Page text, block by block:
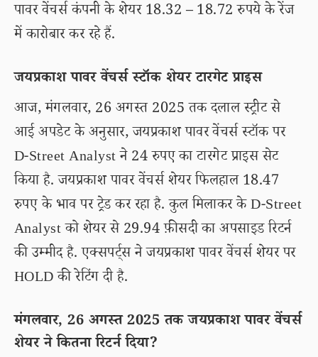
पावर वेंचर्स कंपनी के शेयर 18.32 – 18.72 रुपये के रेंज
में कारोबार कर रहे हैं.
जयप्रकाश पावर वेंचर्स स्टॉक शेयर टारगेट प्राइस
आज, मंगलवार, 26 अगस्त 2025 तक दलाल स्ट्रीट से
आई अपडेट के अनुसार, जयप्रकाश पावर वेंचर्स स्टॉक पर
D-Street Analyst ने 24 रुपए का टारगेट प्राइस सेट
किया है. जयप्रकाश पावर वेंचर्स शेयर फिलहाल 18.47
रुपए के भाव पर ट्रेड कर रहा है. कुल मिलाकर के D-Street
Analyst को शेयर से 29.94 फ़ीसदी का अपसाइड रिटर्न
की उम्मीद है. एक्सपर्ट्स ने जयप्रकाश पावर वेंचर्स शेयर पर
HOLD की रेटिंग दी है.
मंगलवार, 26 अगस्त 2025 तक जयप्रकाश पावर वेंचर्स
शेयर ने कितना रिटर्न दिया?